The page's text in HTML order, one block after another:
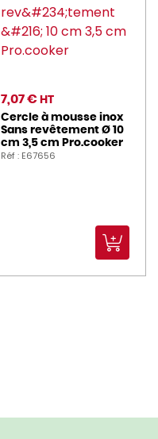
7,07 € HT
Cercle à mousse inox
Sans revêtement Ø 10
cm 3,5 cm Pro.cooker
Réf : E67656